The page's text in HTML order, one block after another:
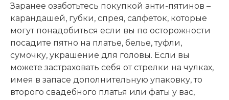
Заранее озаботьтесь покупкой анти-пятинов –
карандашей, губки, спрея, салфеток, которые
могут понадобиться если вы по осторожности
посадите пятно на платье, белье, туфли,
сумочку, украшение для головы. Если вы
можете застраховать себя от стрелки на чулках,
имея в запасе дополнительную упаковку, то
второго свадебного платья или фаты у вас,